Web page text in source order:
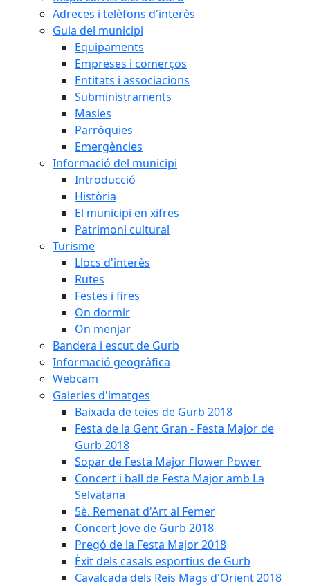
Adreces i telèfons d'interès
Guia del municipi
Equipaments
Empreses i comerços
Entitats i associacions
Subministraments
Masies
Parròquies
Emergències
Informació del municipi
Introducció
Història
El municipi en xifres
Patrimoni cultural
Turisme
Llocs d'interès
Rutes
Festes i fires
On dormir
On menjar
Bandera i escut de Gurb
Informació geogràfica
Webcam
Galeries d'imatges
Baixada de teies de Gurb 2018
Festa de la Gent Gran - Festa Major de
Gurb 2018
Sopar de Festa Major Flower Power
Concert i ball de Festa Major amb La
Selvatana
5è. Remenat d'Art al Femer
Concert Jove de Gurb 2018
Pregó de la Festa Major 2018
Èxit dels casals esportius de Gurb
Cavalcada dels Reis Mags d'Orient 2018